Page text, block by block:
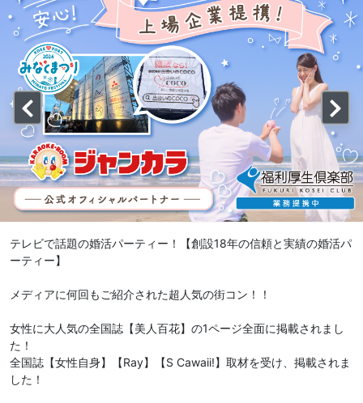
テレビで話題の婚活パーティー！【創設18年の信頼と実績の婚活パ
ーティー】
メディアに何回もご紹介された超人気の街コン！！
女性に大人気の全国誌【美人百花】の1ページ全面に掲載されまし
た！
全国誌【女性自身】【Ray】【S Cawaii!】取材を受け、掲載されま
した！